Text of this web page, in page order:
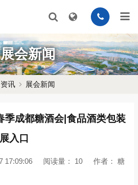
展会新闻
讯 展会新闻
季成都糖酒会|食品酒类包装
入口
17:09:06 阅读量： 10 作者： 糖